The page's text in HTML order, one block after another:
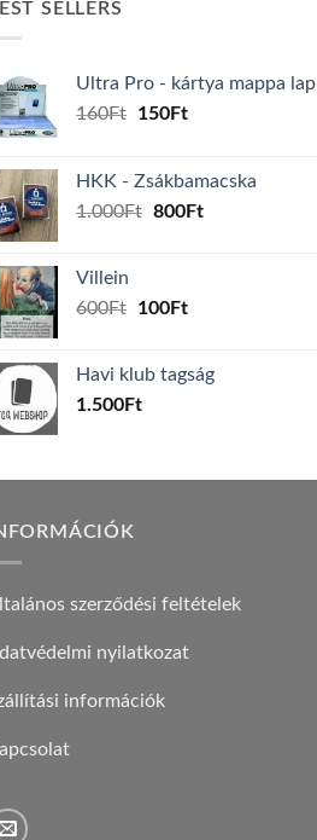
SELLERS
Ultra Pro - kártya mappa lap
160Ft
Original
160Ft.
150FtCurrent
150Ft.
HKK - Zsákbamacska
1.000Ft Original
800FtCurrent
Villein
600Ft
Original
600Ft.
100FtCurrent
100Ft.
Havi klub tagság
1.500Ft
szerződési feltételek
nyilatkozat
információk